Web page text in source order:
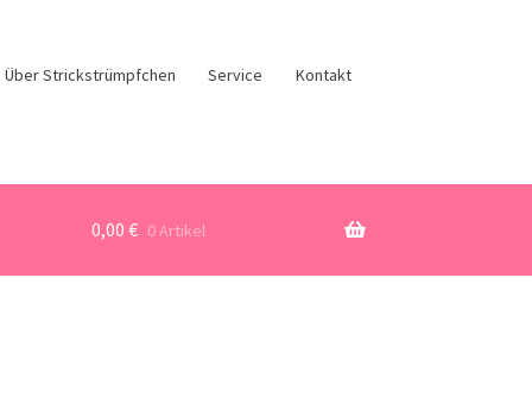
Über Strickstrümpfchen Service Kontakt
0,00 € 0 Artikel